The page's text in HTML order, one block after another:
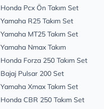
Honda Pcx Ön Takım Set
Yamaha R25 Takım Set
Yamaha MT25 Takım Set
Yamaha Nmax Takım
Honda Forza 250 Takım Set
Bajaj Pulsar 200 Set
Yamaha Xmax Takım Set
Honda CBR 250 Takım Set